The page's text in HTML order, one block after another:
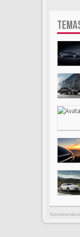
Funcionando